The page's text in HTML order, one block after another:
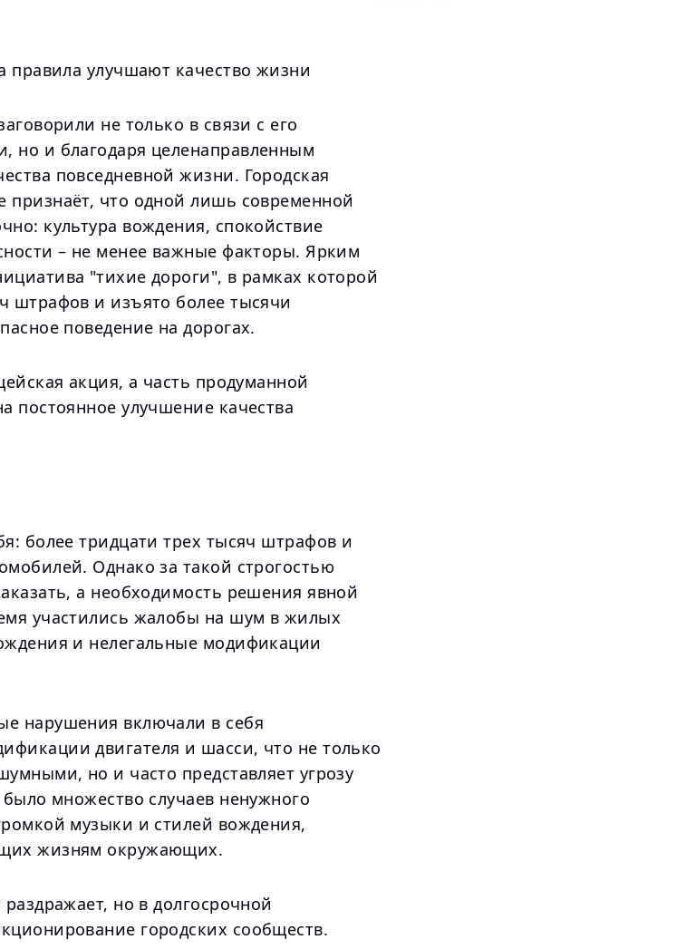
правила улучшают качество жизни
не только в связи с его
но и благодаря целенаправленным
повседневной жизни. Городская
признаёт, что одной лишь современной
культура вождения, спокойствие
– не менее важные факторы. Ярким
"тихие дороги", в рамках которой
штрафов и изъято более тысячи
поведение на дорогах.
акция, а часть продуманной
постоянное улучшение качества
более тридцати трех тысяч штрафов и
Однако за такой строгостью
а необходимость решения явной
участились жалобы на шум в жилых
и нелегальные модификации
нарушения включали в себя
двигателя и шасси, что не только
но и часто представляет угрозу
множество случаев ненужного
музыки и стилей вождения,
жизням окружающих.
но в долгосрочной
городских сообществ.